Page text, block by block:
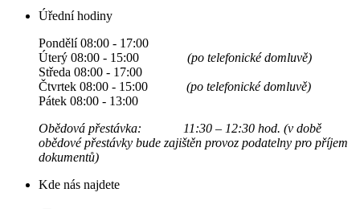
Úřední hodiny
Pondělí 08:00 - 17:00
Úterý 08:00 - 15:00 (po telefonické domluvě)
Středa 08:00 - 17:00
Čtvrtek 08:00 - 15:00 (po telefonické domluvě)
Pátek 08:00 - 13:00
Obědová přestávka: 11:30 – 12:30 hod. (v době
obědové přestávky bude zajištěn provoz podatelny pro příjem
dokumentů)
Kde nás najdete